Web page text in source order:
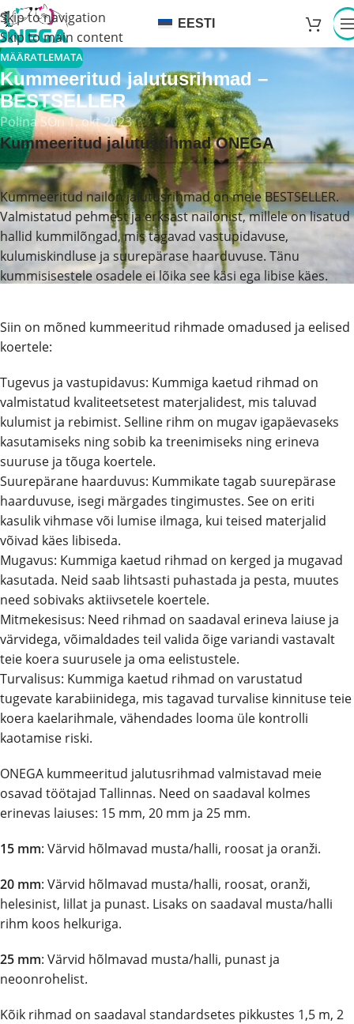
Skip to navigation
Skip to main content
EESTI
MÄÄRATLEMATA
Kummeeritud jalutusrihmad –
BESTSELLER
Polina SOn 1. okt 2023
Kummeeritud jalutusrihmad ONEGA
Kummeeritud nailon jalutusrihmad on meie BESTSELLER.
Valmistatud pehmest ja erksast nailonist, millele on lisatud
hallid kummilõngad, mis tagavad vastupidavuse,
kulumiskindluse ja suurepärase haarduvuse. Tänu
kummisisestele osadele ei lõika see käsi ega libise käes.
Siin on mõned kummeeritud rihmade omadused ja eelised
koertele:
Tugevus ja vastupidavus: Kummiga kaetud rihmad on
valmistatud kvaliteetsetest materjalidest, mis taluvad
kulumist ja rebimist. Selline rihm on mugav igapäevaseks
kasutamiseks ning sobib ka treenimiseks ning erineva
suuruse ja tõuga koertele.
Suurepärane haarduvus: Kummikate tagab suurepärase
haarduvuse, isegi märgades tingimustes. See on eriti
kasulik vihmase või lumise ilmaga, kui teised materjalid
võivad käes libiseda.
Mugavus: Kummiga kaetud rihmad on kerged ja mugavad
kasutada. Neid saab lihtsasti puhastada ja pesta, muutes
need sobivaks aktiivsetele koertele.
Mitmekesisus: Need rihmad on saadaval erineva laiuse ja
värvidega, võimaldades teil valida õige variandi vastavalt
teie koera suurusele ja oma eelistustele.
Turvalisus: Kummiga kaetud rihmad on varustatud
tugevate karabiinidega, mis tagavad turvalise kinnituse teie
koera kaelarihmale, vähendades looma üle kontrolli
kaotamise riski.
ONEGA kummeeritud jalutusrihmad valmistavad meie
osavad töötajad Tallinnas. Need on saadaval kolmes
erinevas laiuses: 15 mm, 20 mm ja 25 mm.
15 mm: Värvid hõlmavad musta/halli, roosat ja oranži.
20 mm: Värvid hõlmavad musta/halli, roosat, oranži,
helesinist, lillat ja punast. Lisaks on saadaval musta/halli
rihm koos helkuriga.
25 mm: Värvid hõlmavad musta/halli, punast ja
neoonrohelist.
Kõik rihmad on saadaval standardsetes pikkustes 1,5 m, 2